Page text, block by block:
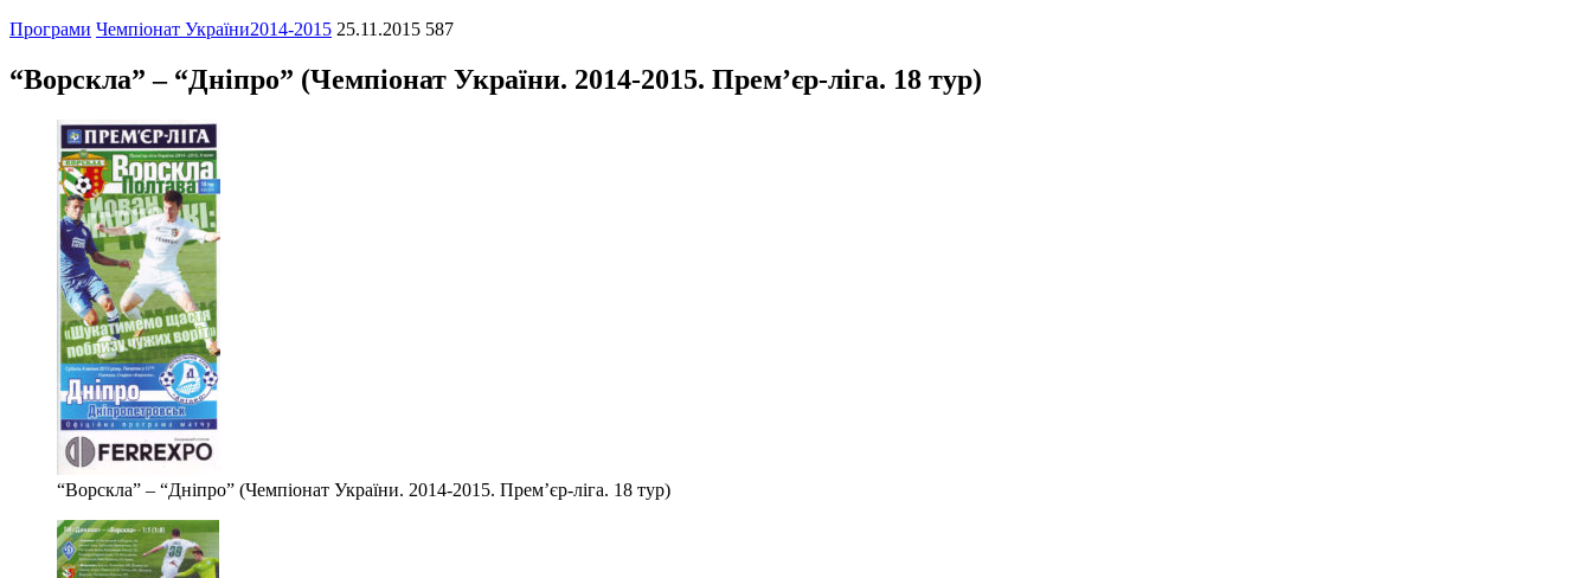
Програми Чемпіонат України2014-2015 25.11.2015 587
“Ворскла” – “Дніпро” (Чемпіонат України. 2014-2015. Прем’єр-ліга. 18 тур)
“Ворскла” – “Дніпро” (Чемпіонат України. 2014-2015. Прем’єр-ліга. 18 тур)